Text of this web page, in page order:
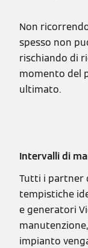
Non
spesso non
rischiando di
momento del
ultimato.
Intervalli di
Tutti i partner
tempistiche
e generatori
impianto